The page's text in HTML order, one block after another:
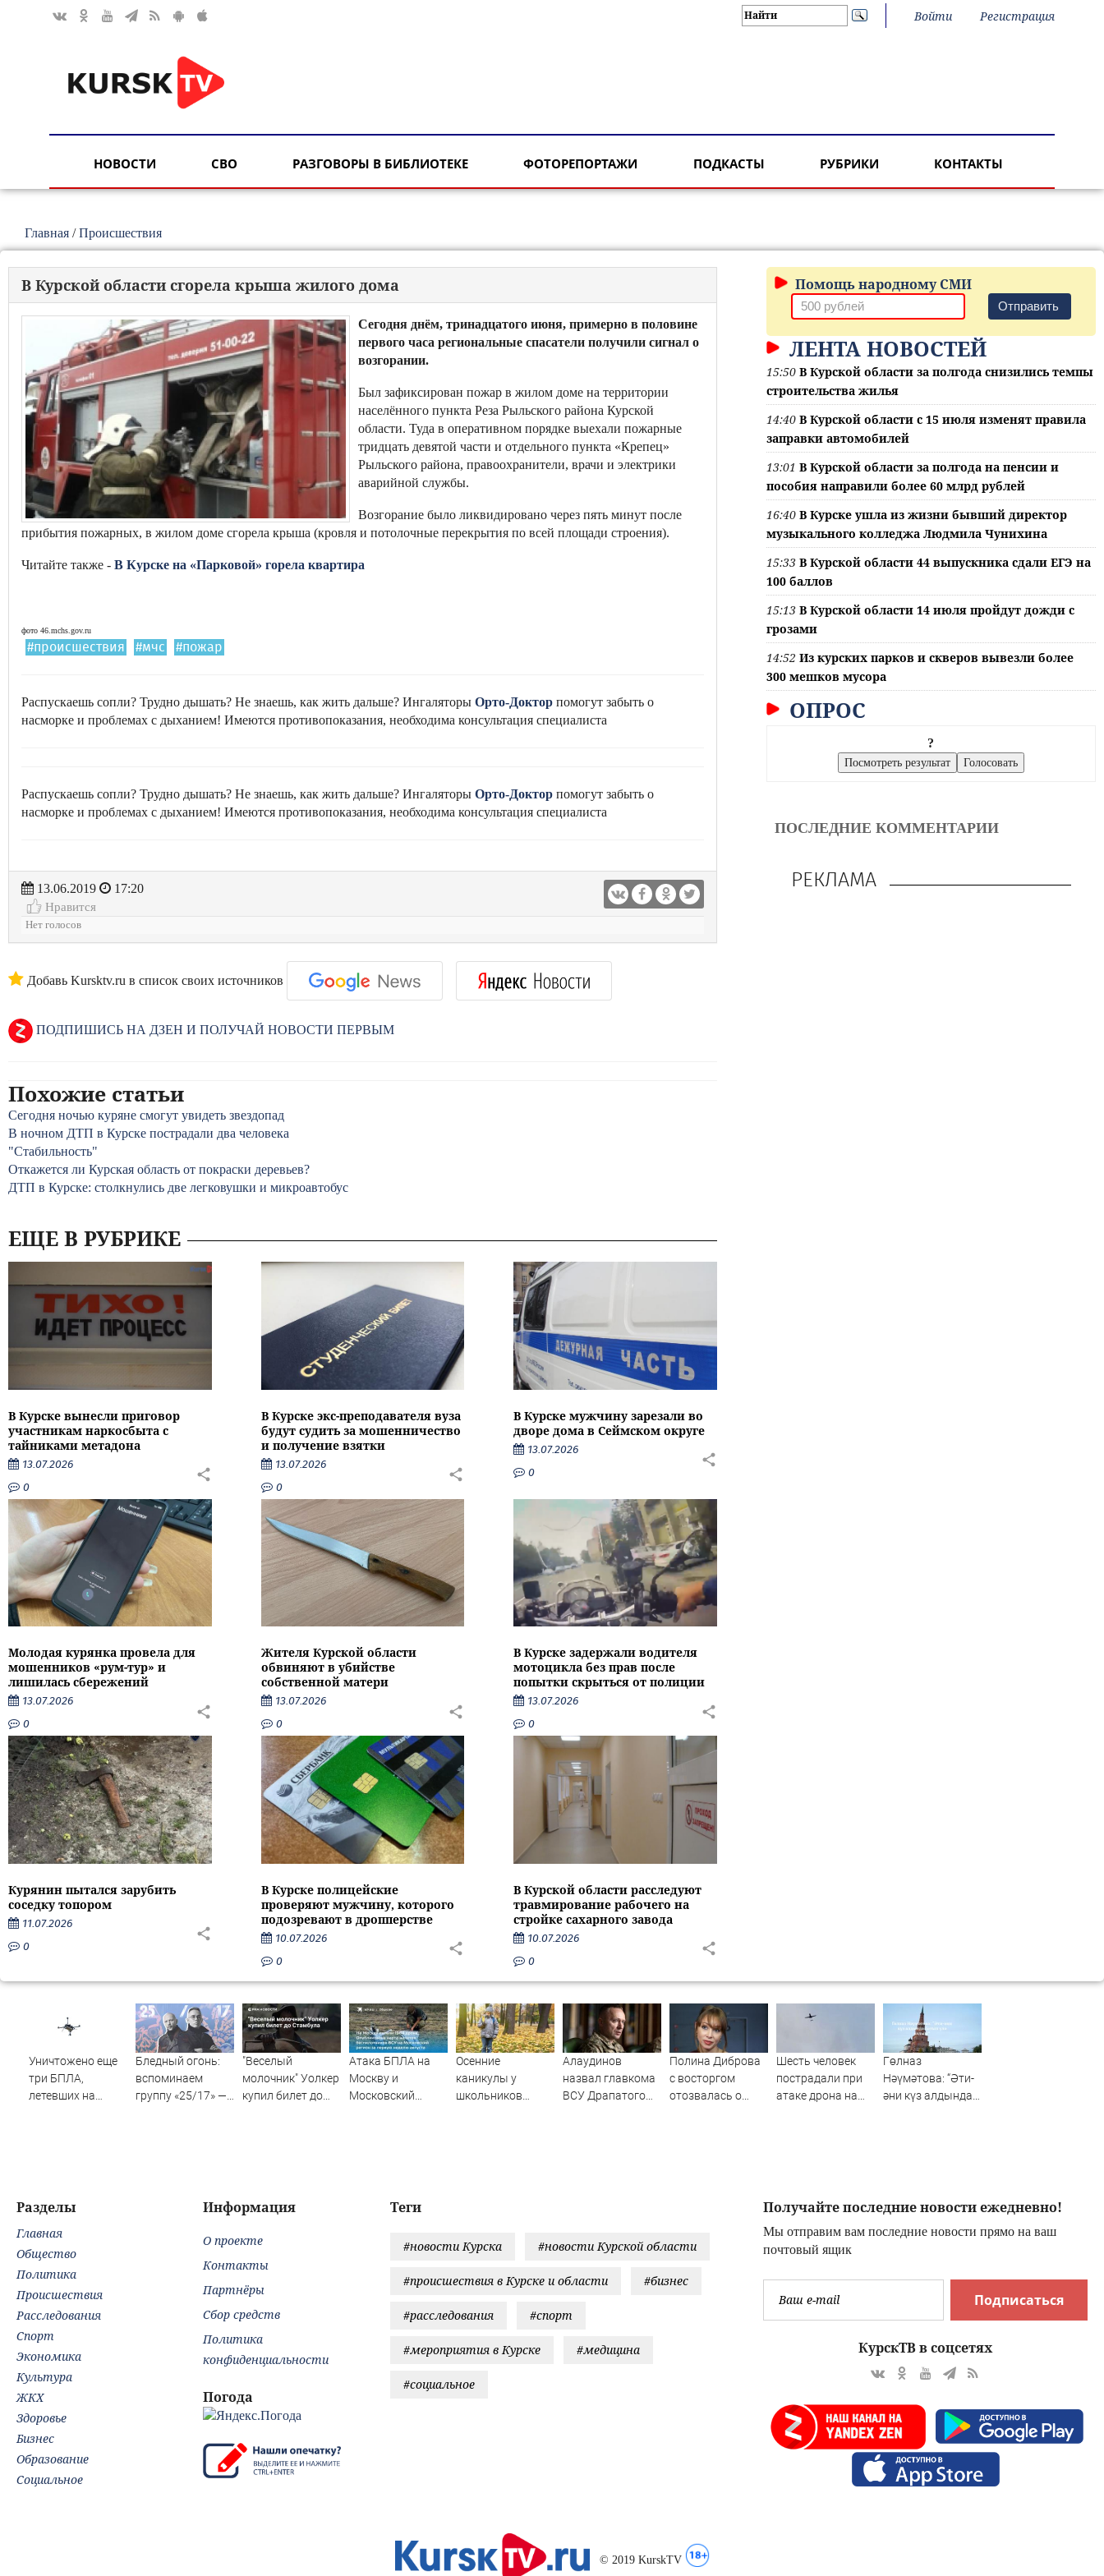
Войти Регистрация
НОВОСТИ СВО РАЗГОВОРЫ В БИБЛИОТЕКЕ ФОТОРЕПОРТАЖИ ПОДКАСТЫ РУБРИКИ КОНТАКТЫ
Главная /Происшествия
В Курской области сгорела крыша жилого дома
Сегодня днём, тринадцатого июня, примерно в половине
первого часа региональные спасатели получили сигнал о
возгорании.
Был зафиксирован пожар в жилом доме на территории
населённого пункта Реза Рыльского района Курской
области. Туда в оперативном порядке выехали пожарные
тридцать девятой части и отдельного пункта «Крепец»
Рыльского района, правоохранители, врачи и электрики
аварийной службы.
Возгорание было ликвидировано через пять минут после
прибытия пожарных, в жилом доме сгорела крыша (кровля и потолочные перекрытия по всей площади строения).
Читайте также - В Курске на «Парковой» горела квартира
фото 46.mchs.gov.ru
#происшествия #мчс #пожар
Распускаешь сопли? Трудно дышать? Не знаешь, как жить дальше? Ингаляторы Орто-Доктор помогут забыть о
насморке и проблемах с дыханием! Имеются противопоказания, необходима консультация специалиста
Распускаешь сопли? Трудно дышать? Не знаешь, как жить дальше? Ингаляторы Орто-Доктор помогут забыть о
насморке и проблемах с дыханием! Имеются противопоказания, необходима консультация специалиста
13.06.2019
17:20
Нравится
Нет голосов
Добавь Kursktv.ru в список своих источников
ПОДПИШИСЬ НА ДЗЕН И ПОЛУЧАЙ НОВОСТИ ПЕРВЫМ
Похожие статьи
Сегодня ночью куряне смогут увидеть звездопад
В ночном ДТП в Курске пострадали два человека
"Стабильность"
Откажется ли Курская область от покраски деревьев?
ДТП в Курске: столкнулись две легковушки и микроавтобус
ЕЩЕ В РУБРИКЕ
В Курске вынесли приговор
участникам наркосбыта с
тайниками метадона
13.07.2026
0
В Курске экс-преподавателя вуза
будут судить за мошенничество
и получение взятки
13.07.2026
0
В Курске мужчину зарезали во
дворе дома в Сеймском округе
13.07.2026
0
Молодая курянка провела для
мошенников «рум-тур» и
лишилась сбережений
13.07.2026
0
Жителя Курской области
обвиняют в убийстве
собственной матери
13.07.2026
0
В Курске задержали водителя
мотоцикла без прав после
попытки скрыться от полиции
13.07.2026
0
Курянин пытался зарубить
соседку топором
11.07.2026
0
В Курске полицейские
проверяют мужчину, которого
подозревают в дропперстве
10.07.2026
0
В Курской области расследуют
травмирование рабочего на
стройке сахарного завода
10.07.2026
0
Помощь народному СМИ
Отправить
ЛЕНТА НОВОСТЕЙ
15:50 В Курской области за полгода снизились темпы
строительства жилья
14:40 В Курской области с 15 июля изменят правила
заправки автомобилей
13:01 В Курской области за полгода на пенсии и
пособия направили более 60 млрд рублей
16:40 В Курске ушла из жизни бывший директор
музыкального колледжа Людмила Чунихина
15:33 В Курской области 44 выпускника сдали ЕГЭ на
100 баллов
15:13 В Курской области 14 июля пройдут дожди с
грозами
14:52 Из курских парков и скверов вывезли более
300 мешков мусора
ОПРОС
?
ПОСЛЕДНИЕ КОММЕНТАРИИ
РЕКЛАМА
Уничтожено еще
три БПЛА,
летевших на
Бледный огонь:
вспоминаем
группу «25/17» —
"Веселый
молочник" Уолкер
купил билет до
Атака БПЛА на
Москву и
Московский
отражении
Осенние
каникулы у
школьников
Алаудинов
назвал главкома
ВСУ Драпатого
Полина Диброва
с восторгом
отозвалась о
Шесть человек
пострадали при
атаке дрона на
Гөлназ
Нәүмәтова: “Әти-
әни күз алдында
Получайте последние новости ежедневно!
Мы отправим вам последние новости прямо на ваш
почтовый ящик
Подписаться
КурскТВ в соцсетях
Теги
#новости Курска #новости Курской области
#происшествия в Курске и области #бизнес
#расследования #спорт
#мероприятия в Курске #медицина
#социальное
Разделы
Главная
Общество
Политика
Происшествия
Расследования
Спорт
Экономика
Культура
ЖКХ
Здоровье
Бизнес
Образование
Социальное
Информация
О проекте
Контакты
Партнёры
Сбор средств
Политика
конфиденциальности
Погода
© 2019 KurskTV